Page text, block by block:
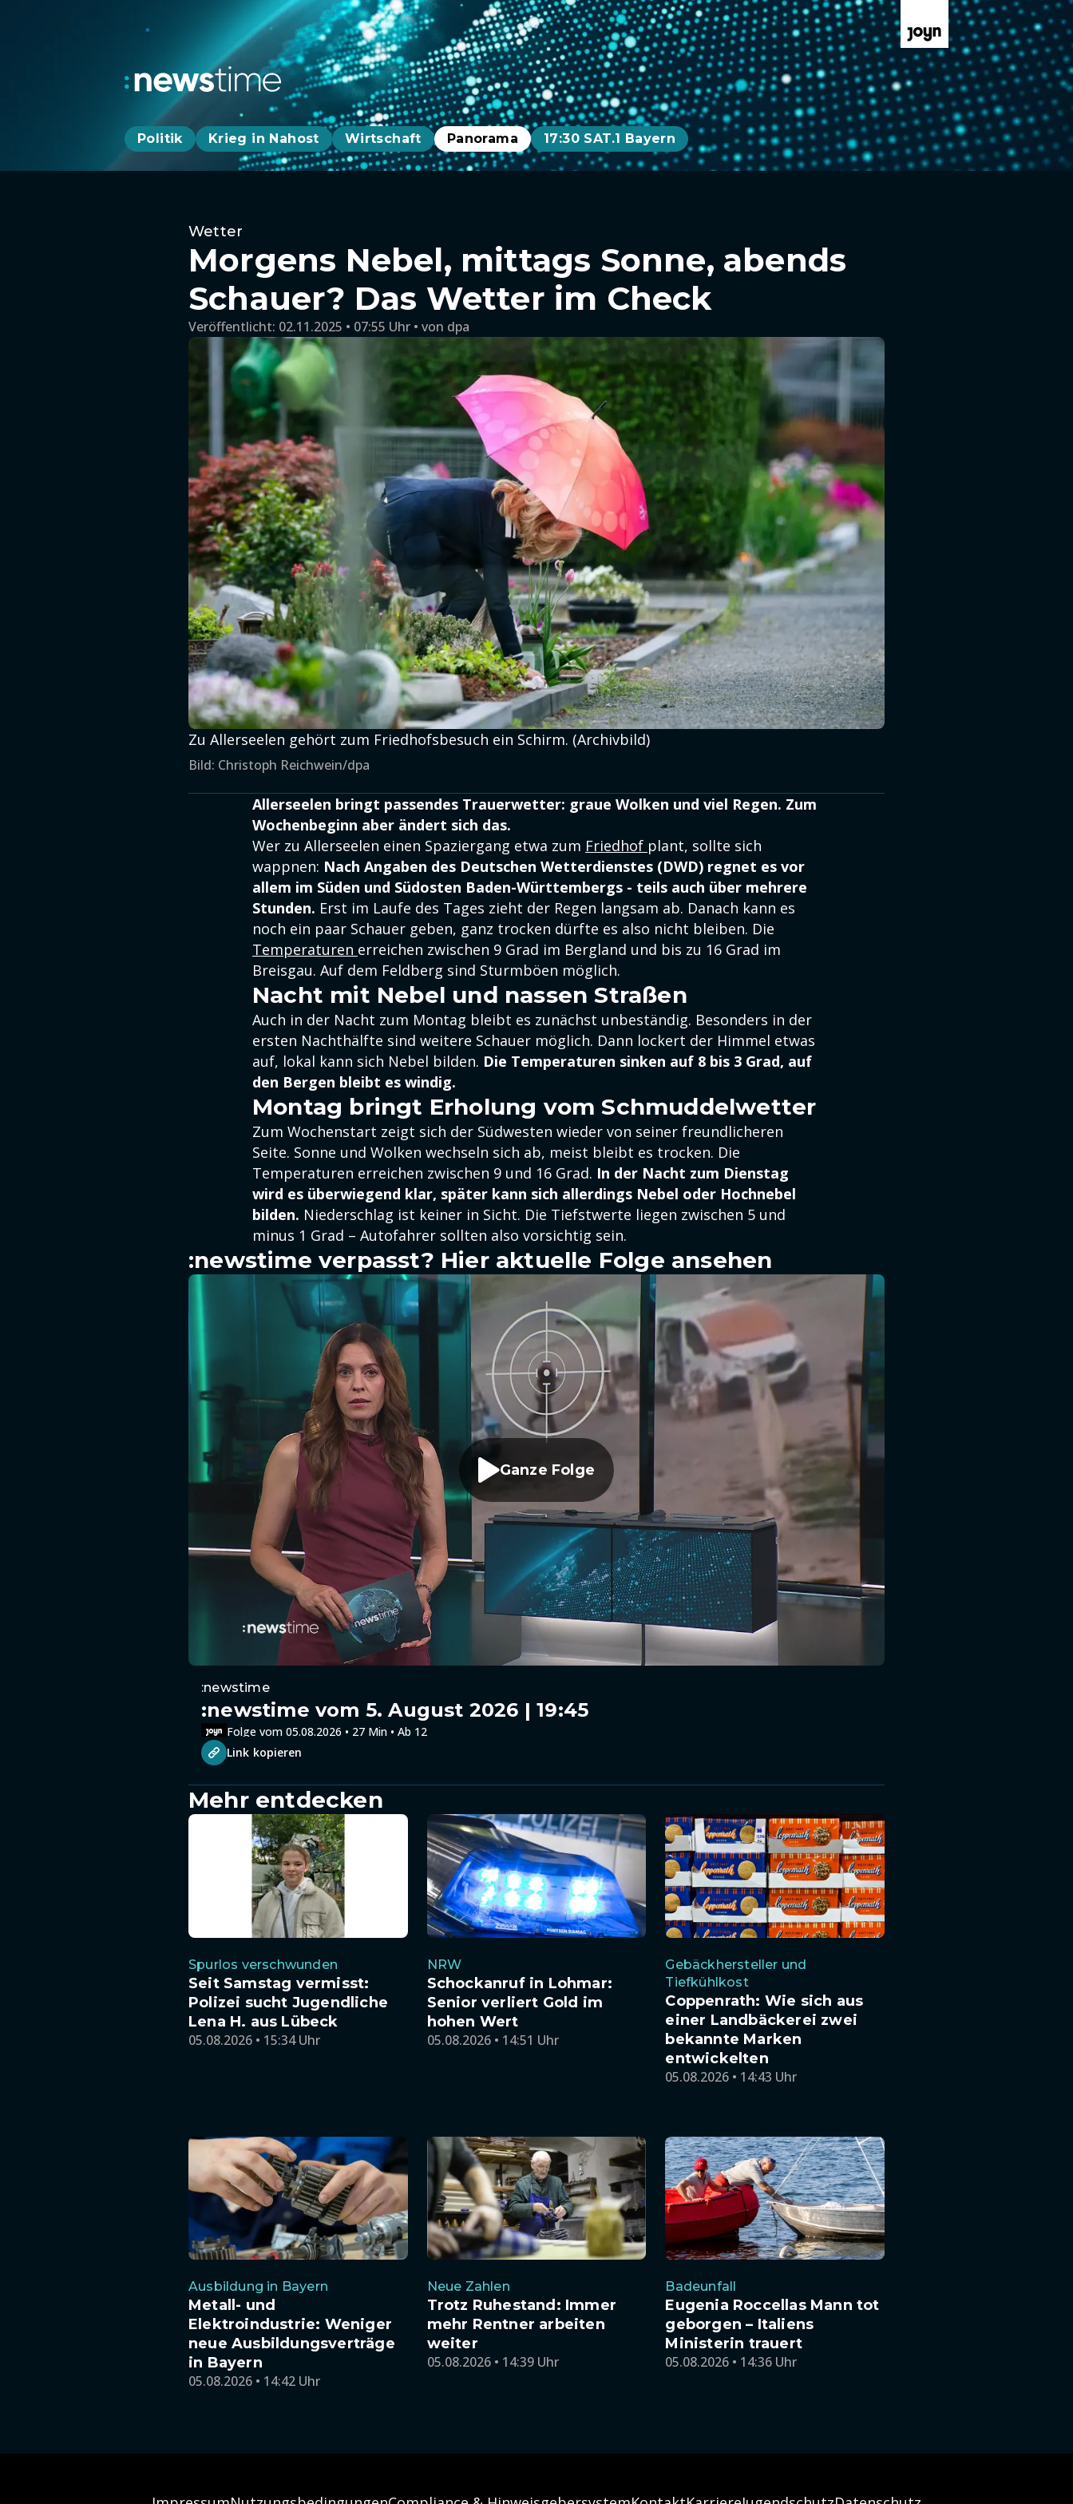
Politik Krieg in Nahost Wirtschaft Panorama 17:30 SAT.1 Bayern
Wetter
Morgens Nebel, mittags Sonne, abends
Schauer? Das Wetter im Check
Veröffentlicht: 02.11.2025 • 07:55 Uhr von dpa
Zu Allerseelen gehört zum Friedhofsbesuch ein Schirm. (Archivbild)
Bild: Christoph Reichwein/dpa
Allerseelen bringt passendes Trauerwetter: graue Wolken und viel Regen. Zum
Wochenbeginn aber ändert sich das.
Wer zu Allerseelen einen Spaziergang etwa zum Friedhof plant, sollte sich
wappnen: Nach Angaben des Deutschen Wetterdienstes (DWD) regnet es vor
allem im Süden und Südosten Baden-Württembergs - teils auch über mehrere
Stunden. Erst im Laufe des Tages zieht der Regen langsam ab. Danach kann es
noch ein paar Schauer geben, ganz trocken dürfte es also nicht bleiben. Die
Temperaturen erreichen zwischen 9 Grad im Bergland und bis zu 16 Grad im
Breisgau. Auf dem Feldberg sind Sturmböen möglich.
Nacht mit Nebel und nassen Straßen
Auch in der Nacht zum Montag bleibt es zunächst unbeständig. Besonders in der
ersten Nachthälfte sind weitere Schauer möglich. Dann lockert der Himmel etwas
auf, lokal kann sich Nebel bilden. Die Temperaturen sinken auf 8 bis 3 Grad, auf
den Bergen bleibt es windig.
Montag bringt Erholung vom Schmuddelwetter
Zum Wochenstart zeigt sich der Südwesten wieder von seiner freundlicheren
Seite. Sonne und Wolken wechseln sich ab, meist bleibt es trocken. Die
Temperaturen erreichen zwischen 9 und 16 Grad. In der Nacht zum Dienstag
wird es überwiegend klar, später kann sich allerdings Nebel oder Hochnebel
bilden. Niederschlag ist keiner in Sicht. Die Tiefstwerte liegen zwischen 5 und
minus 1 Grad – Autofahrer sollten also vorsichtig sein.
:newstime verpasst? Hier aktuelle Folge ansehen
Ganze Folge
:newstime
:newstime vom 5. August 2026 | 19:45
Folge vom 05.08.2026 • 27 Min • Ab 12
Link kopieren
Mehr entdecken
Spurlos verschwunden
Seit Samstag vermisst:
Polizei sucht Jugendliche
Lena H. aus Lübeck
05.08.2026 • 15:34 Uhr
NRW
Schockanruf in Lohmar:
Senior verliert Gold im
hohen Wert
05.08.2026 • 14:51 Uhr
Gebäckhersteller und
Tiefkühlkost
Coppenrath: Wie sich aus
einer Landbäckerei zwei
bekannte Marken
entwickelten
05.08.2026 • 14:43 Uhr
Ausbildung in Bayern
Metall- und
Elektroindustrie: Weniger
neue Ausbildungsverträge
in Bayern
05.08.2026 • 14:42 Uhr
Neue Zahlen
Trotz Ruhestand: Immer
mehr Rentner arbeiten
weiter
05.08.2026 • 14:39 Uhr
Badeunfall
Eugenia Roccellas Mann tot
geborgen – Italiens
Ministerin trauert
05.08.2026 • 14:36 Uhr